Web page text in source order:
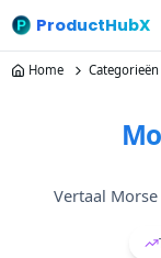
ProductHubX
Home Categorieën
Vertaal